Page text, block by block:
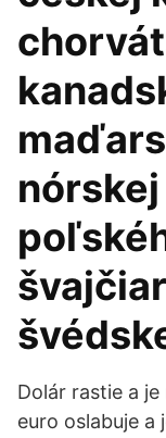
Dolár rastie a
euro oslabuje a